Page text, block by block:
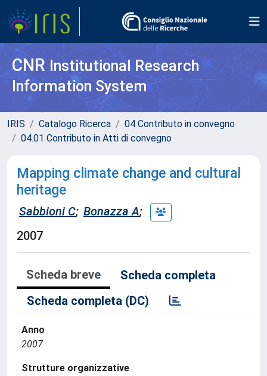
CNR Institutional Research
Information System
IRIS Catalogo Ricerca
04 Contributo in convegno
04.01 Contributo in Atti di convegno
Mapping climate change and cultural
heritage
Sabbioni C; Bonazza A;
2007
Scheda breve
Scheda completa
Scheda completa (DC)
Anno
2007
Strutture organizzative